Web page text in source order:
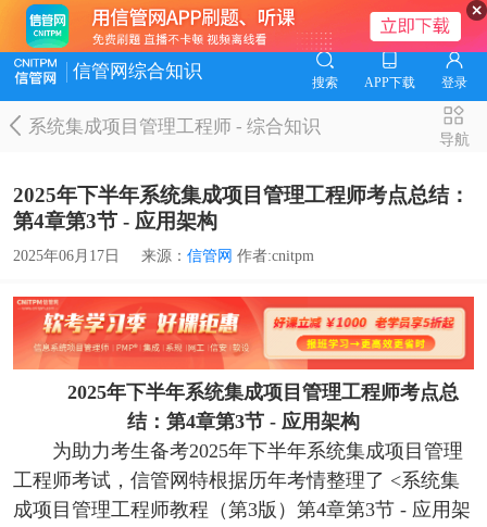
信管网综合知识
搜索 APP下载 登录
系统集成项目管理工程师-综合知识
导航
2025年下半年系统集成项目管理工程师考点总结：
第4章第3节 - 应用架构
2025年06月17日 来源： 信管网 作者:cnitpm
2025年下半年系统集成项目管理工程师考点总
结：第4章第3节 - 应用架构
为助力考生备考2025年下半年系统集成项目管理
工程师考试，信管网特根据历年考情整理了 <系统集
成项目管理工程师教程（第3版）第4章第3节 - 应用架